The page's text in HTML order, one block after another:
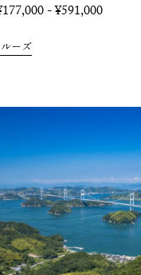
- ¥591,000
ーズ